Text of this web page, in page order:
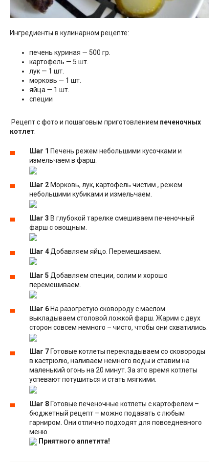
Ингредиенты в кулинарном рецепте:
печень куриная — 500 гр.
картофель — 5 шт.
лук — 1 шт.
морковь — 1 шт.
яйца — 1 шт.
специи
Рецепт с фото и пошаговым приготовлением печеночных
котлет:
Шаг 1 Печень режем небольшими кусочками и
измельчаем в фарш.
Шаг 2Морковь, лук, картофель чистим , режем
небольшими кубиками и измельчаем.
Шаг 3 В глубокой тарелке смешиваем печеночный
фарш с овощным.
Шаг 4 Добавляем яйцо. Перемешиваем.
Шаг 5 Добавляем специи, солим и хорошо
перемешиваем.
Шаг 6 На разогретую сковороду с маслом
выкладываем столовой ложкой фарш. Жарим с двух
сторон совсем немного – чисто, чтобы они схватились.
Шаг 7 Готовые котлеты перекладываем со сковороды
в кастрюлю, наливаем немного воды и ставим на
маленький огонь на 20 минут. За это время котлеты
успевают потушиться и стать мягкими.
Шаг 8 Готовые печеночные котлеты с картофелем –
бюджетный рецепт – можно подавать с любым
гарниром. Они отлично подходят для повседневного
меню.
Приятного аппетита!